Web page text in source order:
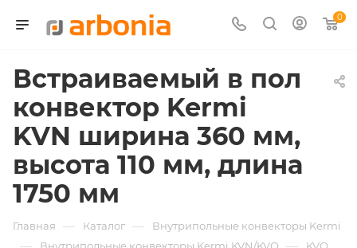
0
Встраиваемый в пол
конвектор Kermi
KVN ширина 360 мм,
высота 110 мм, длина
1750 мм
Главная — Каталог — Внутрипольные конвекторы Kermi